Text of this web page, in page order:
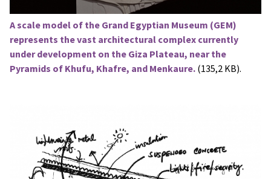
A scale model of the Grand Egyptian Museum (GEM)
represents the vast architectural complex currently
under development on the Giza Plateau, near the
Pyramids of Khufu, Khafre, and Menkaure. (135,2 KB).